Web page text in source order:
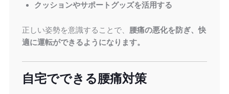
クッションやサポートグッズを活用する
正しい姿勢を意識することで、 腰痛の悪化を防ぎ、快
適に運転ができるようになります。
自宅でできる腰痛対策